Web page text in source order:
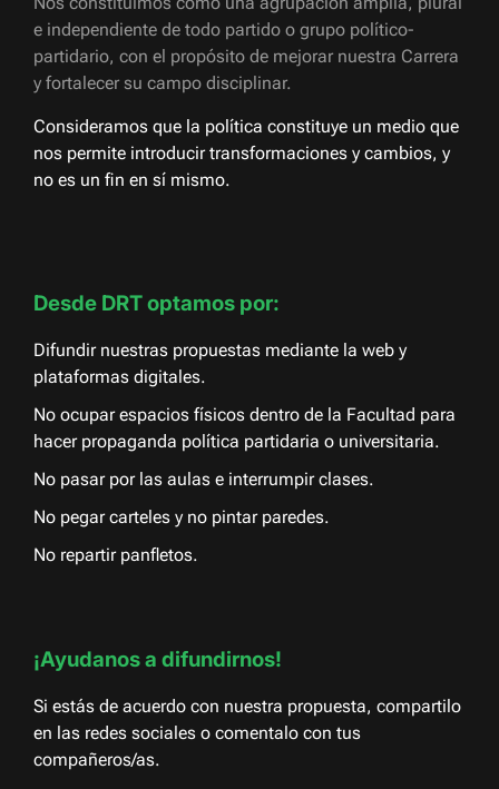
e independiente de todo partido o grupo político-
partidario, con el propósito de mejorar nuestra Carrera
y fortalecer su campo disciplinar.
Consideramos que la política constituye un medio que
nos permite introducir transformaciones y cambios, y
no es un fin en sí mismo.
Desde DRT optamos por:
Difundir nuestras propuestas mediante la web y
plataformas digitales.
No ocupar espacios físicos dentro de la Facultad para
hacer propaganda política partidaria o universitaria.
No pasar por las aulas e interrumpir clases.
No pegar carteles y no pintar paredes.
No repartir panfletos.
¡Ayudanos a difundirnos!
Si estás de acuerdo con nuestra propuesta, compartilo
en las redes sociales o comentalo con tus
compañeros/as.